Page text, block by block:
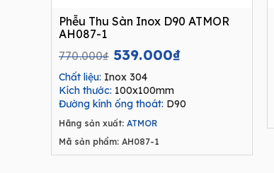
Phễu Thu Sàn Inox D90 ATMOR
AH087-1
770.000₫ Original
price
was:
770.000₫.
539.000₫Current
539.000₫.
Chất liệu: Inox 304
Kích thước: 100x100mm
Đường kính ống thoát: D90
Hãng sản xuất: ATMOR
Mã sản phẩm: AH087-1